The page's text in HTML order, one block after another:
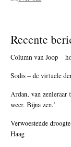
Recente
Column van Joop –
Sodis – de virtuele
Ardan, van zenleraar
weer. Bijna zen.’
Verwoestende
Haag